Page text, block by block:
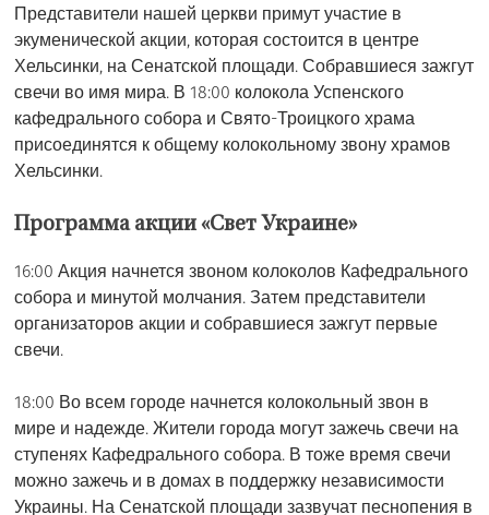
Представители нашей церкви примут участие в
экуменической акции, которая состоится в центре
Хельсинки, на Сенатской площади. Собравшиеся зажгут
свечи во имя мира. В 18:00 колокола Успенского
кафедрального собора и Свято-Троицкого храма
присоединятся к общему колокольному звону храмов
Хельсинки.
Программа акции «Свет Украине»
16:00 Акция начнется звоном колоколов Кафедрального
собора и минутой молчания. Затем представители
организаторов акции и собравшиеся зажгут первые
свечи.
18:00 Во всем городе начнется колокольный звон в
мире и надежде. Жители города могут зажечь свечи на
ступенях Кафедрального собора. В тоже время свечи
можно зажечь и в домах в поддержку независимости
Украины. На Сенатской площади зазвучат песнопения в